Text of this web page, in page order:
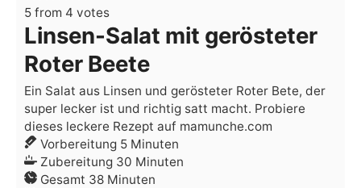
5 from 4 votes
Linsen-Salat mit gerösteter
Roter Beete
Ein Salat aus Linsen und gerösteter Roter Bete, der
super lecker ist und richtig satt macht. Probiere
dieses leckere Rezept auf mamunche.com
Vorbereitung 5Minuten
Minuten
Zubereitung 30 Minuten
Minuten
Gesamt 38Minuten
Minuten